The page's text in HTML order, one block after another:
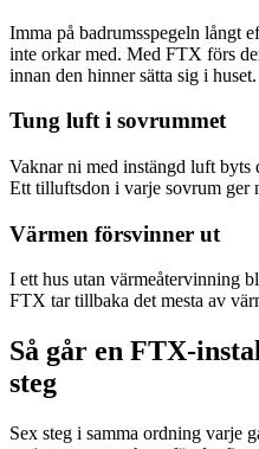
Imma på badrumsspegeln långt
inte orkar med. Med FTX förs
innan den hinner sätta sig i huset.
Tung luft i sovrummet
Vaknar ni med instängd luft byts
Ett tilluftsdon i varje sovrum ger
Värmen försvinner ut
I ett hus utan värmeåtervinning
FTX tar tillbaka det mesta av
Så går en FTX-
steg
Sex steg i samma ordning varje